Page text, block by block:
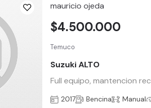
mauricio ojeda
Temuco
Suzuki ALTO
Full equipo, mantencion
$4.500.000
2017 Bencina Manual